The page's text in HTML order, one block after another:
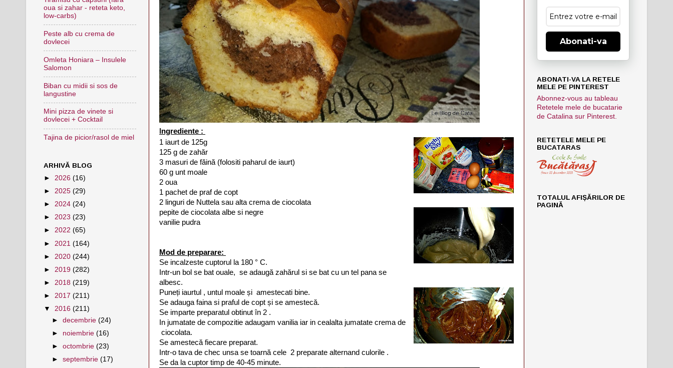
Ingrediente :
1 iaurt de 125g
125 g de zahăr
3 masuri de făină (folositi paharul de iaurt)
60 g unt moale
2 oua
1 pachet de praf de copt
2 linguri de Nuttela sau alta crema de ciocolata
pepite de ciocolata albe si negre
vanilie pudra
Mod de preparare:
Se incalzeste cuptorul la 180 ° C.
Intr-un bol se bat ouale, se adaugă zahărul si se bat cu un tel pana se
albesc.
Puneți iaurtul , untul moale și amestecati bine.
Se adauga faina si praful de copt și se amestecă.
Se imparte preparatul obtinut în 2 .
In jumatate de compozitie adaugam vanilia iar in cealalta jumatate crema de
ciocolata.
Se amestecă fiecare preparat.
Intr-o tava de chec unsa se toarnă cele 2 preparate alternand culorile .
Se da la cuptor timp de 40-45 minute.
oua si zahar - reteta keto,
low-carbs)
Peste alb cu crema de
dovlecei
Omleta Honiara – Insulele
Salomon
Biban cu midii si sos de
langustine
Mini pizza de vinete si
dovlecei + Cocktail
Tajina de picior/rasol de miel
ARHIVĂ BLOG
► 2026 (16)
► 2025 (29)
► 2024 (24)
► 2023 (23)
► 2022 (65)
► 2021 (164)
► 2020 (244)
► 2019 (282)
► 2018 (219)
► 2017 (211)
▼ 2016 (211)
►decembrie(24)
► noiembrie(16)
►octombrie(23)
►septembrie(17)
Abonati-va
ABONATI-VA LA RETELE
MELE PE PINTEREST
Abonnez-vous au tableau
Retetele mele de bucatarie
de Catalina sur Pinterest.
RETETELE MELE PE
BUCATARAS
TOTALUL AFIȘĂRILOR DE
PAGINĂ